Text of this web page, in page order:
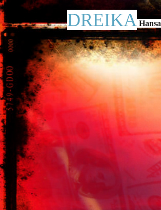
DREIKA Hansa